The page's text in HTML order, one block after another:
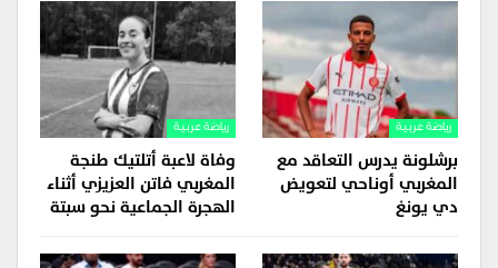
رياضة عربية
برشلونة يدرس التعاقد مع
المغربي أوناحي لتعويض
دي يونغ
رياضة عربية
وفاة لاعبة أتلتيك طنجة
المغربي فاتن العزيزي أثناء
الهجرة الجماعية نحو سبتة